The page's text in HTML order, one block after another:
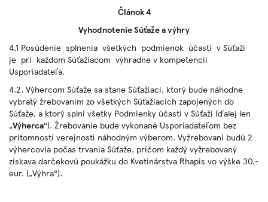
Článok 4
Vyhodnotenie Súťaže a výhry
4.1 Posúdenie splnenia všetkých podmienok účasti v Súťaži
je pri každom Súťažiacom výhradne v kompetencii
Usporiadateľa.
4.2. Výhercom Súťaže sa stane Súťažiaci, ktorý bude náhodne
vybratý žrebovaním zo všetkých Súťažiacich zapojených do
Súťaže, a ktorý splní všetky Podmienky účasti v Súťaži (ďalej len
„Výherca“). Žrebovanie bude vykonané Usporiadateľom bez
prítomnosti verejnosti náhodným výberom. Vyžrebovaní budú 2
výhercovia počas trvania Súťaže, pričom každý vyžrebovaný
získava darčekovú poukážku do Kvetinárstva Rhapis vo výške 30,-
eur. („Výhra“).